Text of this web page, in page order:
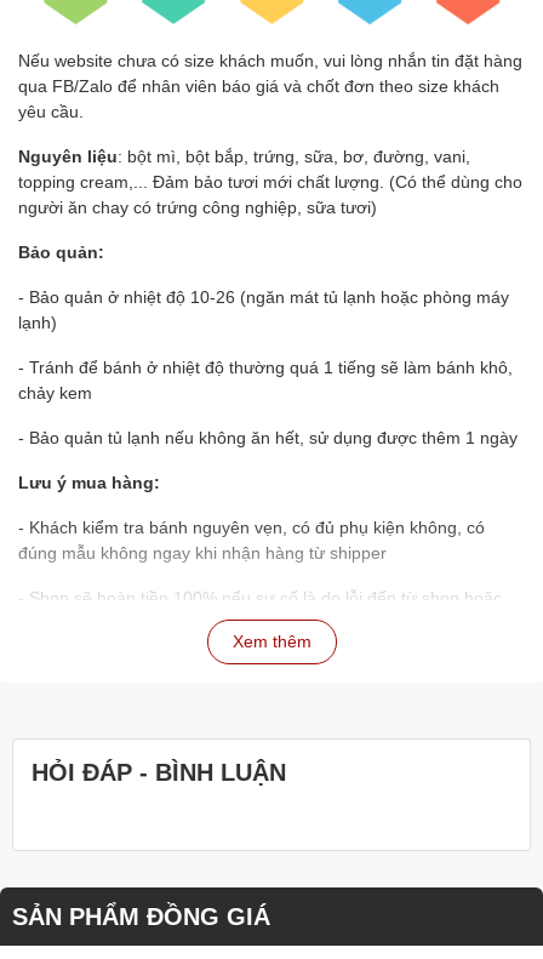
Nếu website chưa có size khách muốn, vui lòng nhắn tin đặt hàng
qua FB/Zalo để nhân viên báo giá và chốt đơn theo size khách
yêu cầu.
Nguyên liệu: bột mì, bột bắp, trứng, sữa, bơ, đường, vani,
topping cream,... Đảm bảo tươi mới chất lượng. (Có thể dùng cho
người ăn chay có trứng công nghiệp, sữa tươi)
Bảo quản:
- Bảo quản ở nhiệt độ 10-26 (ngăn mát tủ lạnh hoặc phòng máy
lạnh)
- Tránh để bánh ở nhiệt độ thường quá 1 tiếng sẽ làm bánh khô,
chảy kem
- Bảo quản tủ lạnh nếu không ăn hết, sử dụng được thêm 1 ngày
Lưu ý mua hàng:
- Khách kiểm tra bánh nguyên vẹn, có đủ phụ kiện không, có
đúng mẫu không ngay khi nhận hàng từ shipper
- Shop sẽ hoàn tiền 100% nếu sự cố là do lỗi đến từ shop hoặc
shipper, tất cả đều dựa theo xác nhận đơn hàng để đánh giá
- Nếu đặt đơn qua website, nhân viên sẽ liên hệ xác nhận lại đơn
- Khách có bất kỳ thắc mắc nào xin hãy liên hệ hotline, nhân viên
sẽ hỗ trợ ngay lập tức
Xem thêm
HỎI ĐÁP - BÌNH LUẬN
SẢN PHẨM ĐỒNG GIÁ